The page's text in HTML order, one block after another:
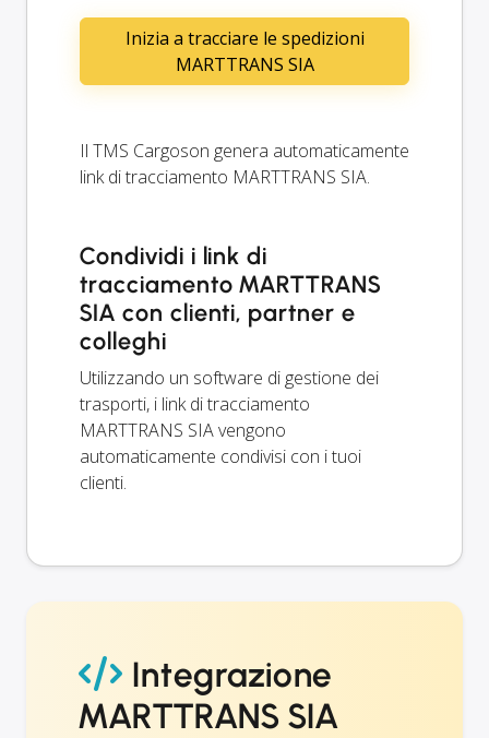
Inizia a tracciare le spedizioni
MARTTRANS SIA
Il TMS Cargoson genera automaticamente
link di tracciamento MARTTRANS SIA.
Condividi i link di
tracciamento MARTTRANS
SIA con clienti, partner e
colleghi
Utilizzando un software di gestione dei
trasporti, i link di tracciamento
MARTTRANS SIA vengono
automaticamente condivisi con i tuoi
clienti.
Integrazione
MARTTRANS SIA